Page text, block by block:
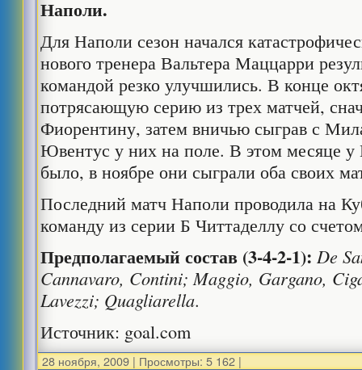
Наполи.
Для Наполи сезон начался
нового тренера Вальтера Маццарри
командой резко улучшились. В конце
потрясающую серию из трех матчей,
Фиорентину, затем вничью сыграв с
Ювентус у них на поле. В этом месяце у
было, в ноябре они сыграли оба своих
Последний матч Наполи проводила на
команду из серии Б Читтаделлу со
Предполагаемый состав (3-4-2-1): De
Cannavaro, Contini; Maggio, Gargano,
Lavezzi; Quagliarella.
Источник: goal.com
28 ноября, 2009 | Просмотры: 5 162 |